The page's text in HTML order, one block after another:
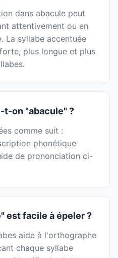
dans abacule peut
attentivement ou en
La syllabe accentuée
plus longue et plus
t-on "abacule" ?
comme suit :
phonétique
de prononciation ci-
est facile à épeler ?
aide à l'orthographe
chaque syllabe